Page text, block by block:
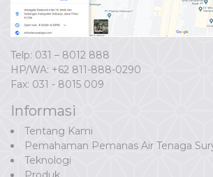
Telp: 031 – 8012 888
HP/WA: +62 811-888-0290
Fax: 031 - 8015 009
Informasi
Tentang Kami
Pemahaman Pemanas Air Tenaga
Teknologi